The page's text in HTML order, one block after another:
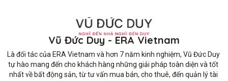
Vũ Đức Duy - ERA Vietnam
Là đối tác của ERA Vietnam và hơn 7 năm kinh nghiệm, Vũ Đức Duy
tự hào mang đến cho khách hàng những giải pháp toàn diện và tốt
nhất về bất động sản, từ tư vấn mua bán, cho thuê, đến quản lý tài